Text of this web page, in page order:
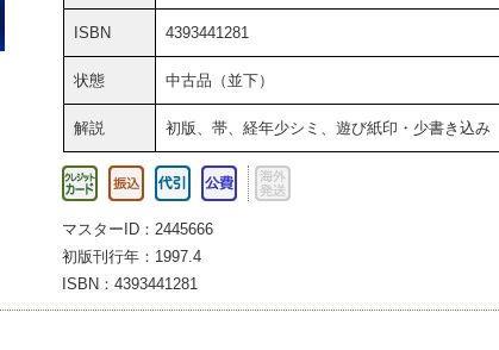
ISBN 4393441281
状態 中古品（並下）
解説 初版、帯、経年少シミ、遊び紙印・少書き込み
マスターID：2445666
初版刊行年：1997.4
ISBN：4393441281